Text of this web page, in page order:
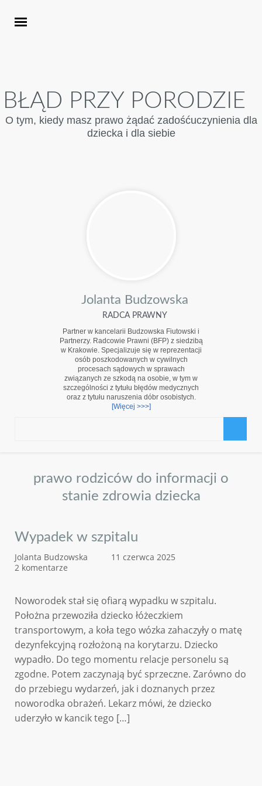
BŁĄD PRZY PORODZIE
O tym, kiedy masz prawo żądać zadośćuczynienia dla
dziecka i dla siebie
Jolanta Budzowska
RADCA PRAWNY
Partner w kancelarii Budzowska Fiutowski i
Partnerzy. Radcowie Prawni (BFP) z siedzibą
w Krakowie. Specjalizuje się w reprezentacji
osób poszkodowanych w cywilnych
procesach sądowych w sprawach
związanych ze szkodą na osobie, w tym w
szczególności z tytułu błędów medycznych
oraz z tytułu naruszenia dóbr osobistych.
[Więcej >>>]
prawo rodziców do informacji o
stanie zdrowia dziecka
Wypadek w szpitalu
Jolanta Budzowska
11 czerwca 2025
2 komentarze
Noworodek stał się ofiarą wypadku w szpitalu.
Położna przewoziła dziecko łóżeczkiem
transportowym, a koła tego wózka zahaczyły o matę
dezynfekcyjną rozłożoną na korytarzu. Dziecko
wypadło. Do tego momentu relacje personelu są
zgodne. Potem zaczynają być sprzeczne. Zarówno do
do przebiegu wydarzeń, jak i doznanych przez
noworodka obrażeń. Lekarz mówi, że dziecko
uderzyło w kancik tego […]